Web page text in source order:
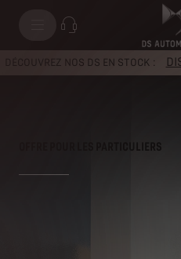
DÉCOUVREZ NOS DS EN STOCK :